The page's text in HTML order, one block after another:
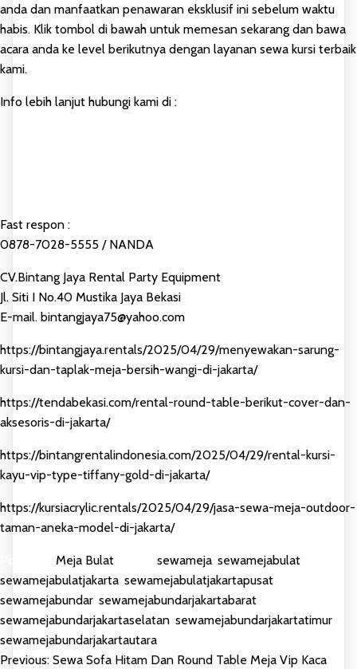
anda dan manfaatkan penawaran eksklusif ini sebelum waktu
habis. Klik tombol di bawah untuk memesan sekarang dan bawa
acara anda ke level berikutnya dengan layanan sewa kursi terbaik
kami.
Info lebih lanjut hubungi kami di :
Fast respon :
0878-7028-5555 / NANDA
CV.Bintang Jaya Rental Party Equipment
Jl. Siti I No.40 Mustika Jaya Bekasi
E-mail. bintangjaya75@yahoo.com
https://bintangjaya.rentals/2025/04/29/menyewakan-sarung-
kursi-dan-taplak-meja-bersih-wangi-di-jakarta/
https://tendabekasi.com/rental-round-table-berikut-cover-dan-
aksesoris-di-jakarta/
https://bintangrentalindonesia.com/2025/04/29/rental-kursi-
kayu-vip-type-tiffany-gold-di-jakarta/
https://kursiacrylic.rentals/2025/04/29/jasa-sewa-meja-outdoor-
taman-aneka-model-di-jakarta/
Meja BulatTagged sewameja sewamejabulat
sewamejabulatjakarta sewamejabulatjakartapusat
sewamejabundar sewamejabundarjakartabarat
sewamejabundarjakartaselatan sewamejabundarjakartatimur
sewamejabundarjakartautara
Previous: Sewa Sofa Hitam Dan Round Table Meja Vip Kaca